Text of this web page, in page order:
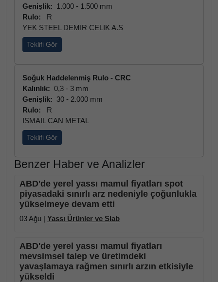
Genişlik: 1.000 - 1.500 mm
Rulo:
R
YEK STEEL DEMIR CELIK A.S
Teklifi Gör
Soğuk Haddelenmiş Rulo - CRC
Kalınlık: 0,3 - 3 mm
Genişlik: 30 - 2.000 mm
Rulo:
R
ISMAIL CAN METAL
Teklifi Gör
Benzer Haber ve Analizler
ABD'de yerel yassı mamul fiyatları spot
piyasadaki sınırlı arz nedeniyle çoğunlukla
yükselmeye devam etti
03 Ağu | Yassı Ürünler ve Slab
ABD'de yerel yassı mamul fiyatları
mevsimsel talep ve üretimdeki
yavaşlamaya rağmen sınırlı arzın etkisiyle
yükseldi